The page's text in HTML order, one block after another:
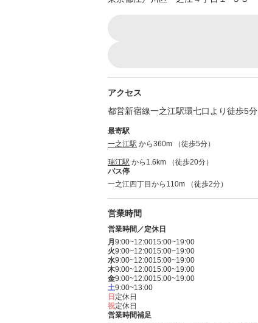
アクセス
都営新宿線一之江駅環七口より徒歩5分
最寄駅
一之江駅 から360m （徒歩5分）
瑞江駅 から1.6km （徒歩20分）
バス停
一之江四丁目から110m （徒歩2分）
営業時間
営業時間／定休日
月 9:00~12:0015:00~19:00
火9:00~12:0015:00~19:00
水9:00~12:0015:00~19:00
木9:00~12:0015:00~19:00
金9:00~12:0015:00~19:00
土9:00~13:00
日 定休日
祝定休日
営業時間補足